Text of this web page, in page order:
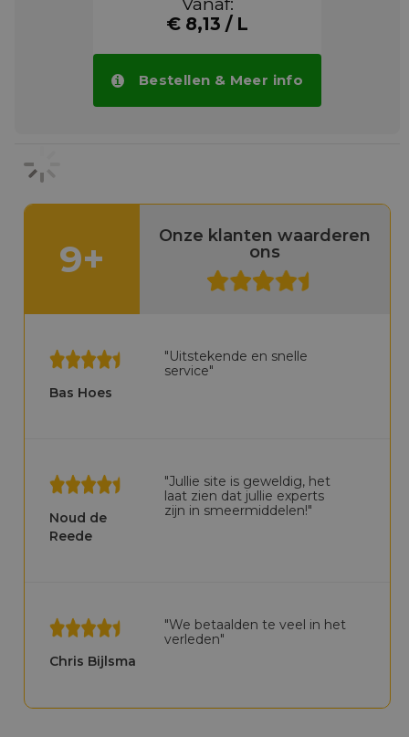
€ 8,13 / L
Bestellen & Meer info
9+
Onze klanten waarderen
ons
Bas Hoes
"Uitstekende en snelle
service"
Noud de
Reede
"Jullie site is geweldig, het
laat zien dat jullie experts
zijn in smeermiddelen!"
Chris Bijlsma
"We betaalden te veel in het
verleden"